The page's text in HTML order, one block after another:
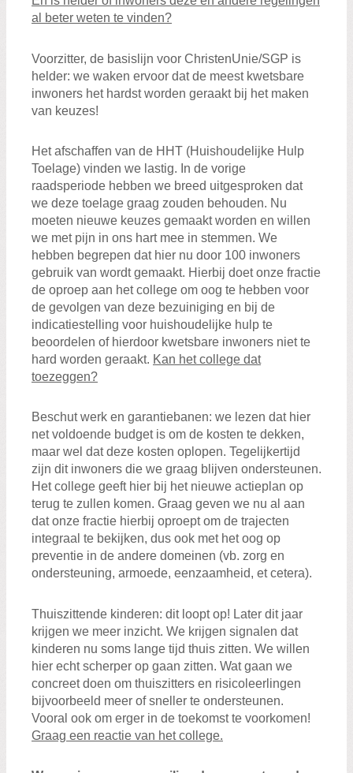
al beter weten te vinden?
Voorzitter, de basislijn voor ChristenUnie/SGP is
helder: we waken ervoor dat de meest kwetsbare
inwoners het hardst worden geraakt bij het maken
van keuzes!
Het afschaffen van de HHT (Huishoudelijke Hulp
Toelage) vinden we lastig. In de vorige
raadsperiode hebben we breed uitgesproken dat
we deze toelage graag zouden behouden. Nu
moeten nieuwe keuzes gemaakt worden en willen
we met pijn in ons hart mee in stemmen. We
hebben begrepen dat hier nu door 100 inwoners
gebruik van wordt gemaakt. Hierbij doet onze fractie
de oproep aan het college om oog te hebben voor
de gevolgen van deze bezuiniging en bij de
indicatiestelling voor huishoudelijke hulp te
beoordelen of hierdoor kwetsbare inwoners niet te
hard worden geraakt. Kan het college dat
toezeggen?
Beschut werk en garantiebanen: we lezen dat hier
net voldoende budget is om de kosten te dekken,
maar wel dat deze kosten oplopen. Tegelijkertijd
zijn dit inwoners die we graag blijven ondersteunen.
Het college geeft hier bij het nieuwe actieplan op
terug te zullen komen. Graag geven we nu al aan
dat onze fractie hierbij oproept om de trajecten
integraal te bekijken, dus ook met het oog op
preventie in de andere domeinen (vb. zorg en
ondersteuning, armoede, eenzaamheid, et cetera).
Thuiszittende kinderen: dit loopt op! Later dit jaar
krijgen we meer inzicht. We krijgen signalen dat
kinderen nu soms lange tijd thuis zitten. We willen
hier echt scherper op gaan zitten. Wat gaan we
concreet doen om thuiszitters en risicoleerlingen
bijvoorbeeld meer of sneller te ondersteunen.
Vooral ook om erger in de toekomst te voorkomen!
Graag een reactie van het college.